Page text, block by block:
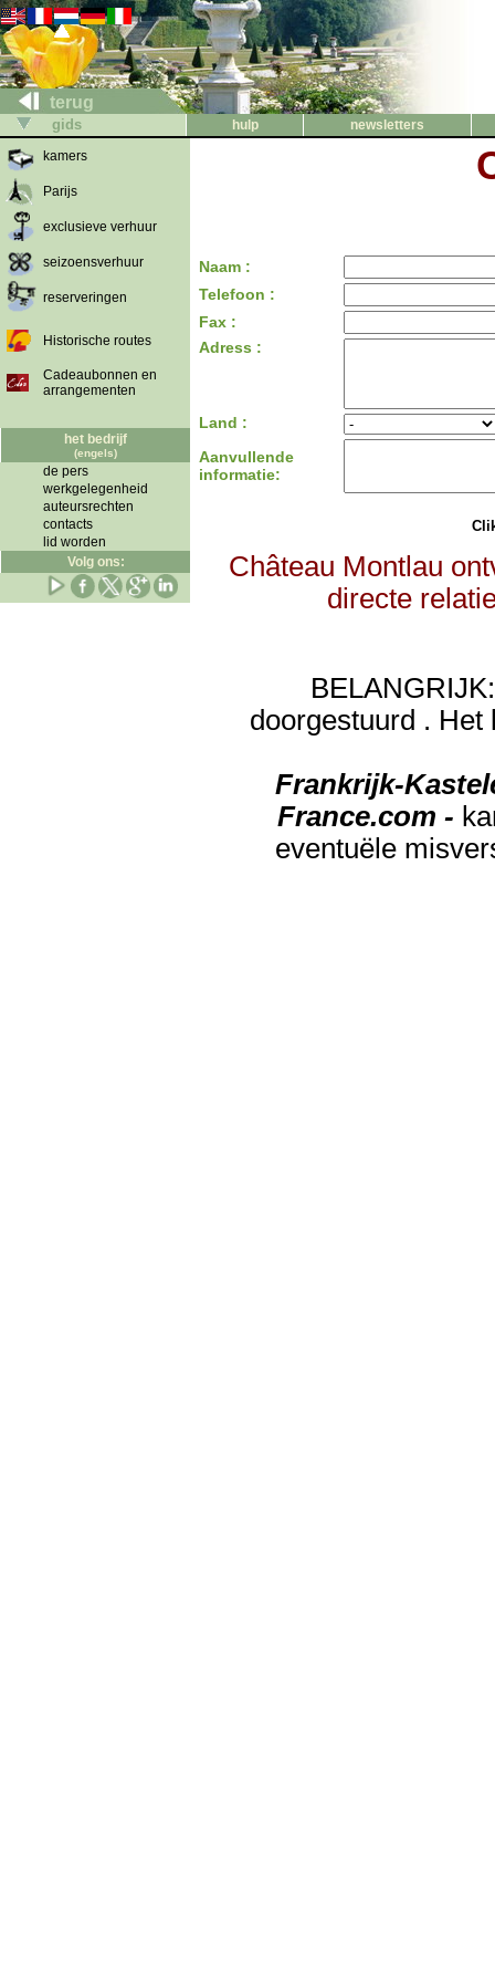
terug
gids hulp
newsletters
kamers
Parijs
exclusieve verhuur
seizoensverhuur
reserveringen
Historische routes
Cadeaubonnen en
arrangementen
het bedrijf
(engels)
de pers
werkgelegenheid
auteursrechten
contacts
lid worden
Volg ons:
Naam :
Telefoon :
Fax :
Adress :
Land :
Aanvullende
informatie:
Château Montlau
directe
doorgestuurd . Het
Frankrijk-
France.com -
eventuële